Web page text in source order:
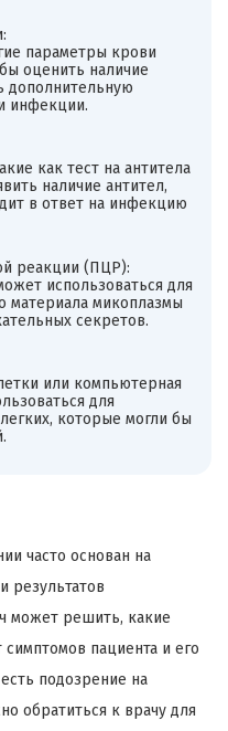
параметры крови
оценить наличие
дополнительную
инфекции.
как тест на антитела
наличие антител,
в ответ на инфекцию
реакции (ПЦР):
использоваться для
материала микоплазмы
секретов.
или компьютерная
для
которые могли бы
часто основан на
результатов
может решить, какие
пациента и его
подозрение на
обратиться к врачу для